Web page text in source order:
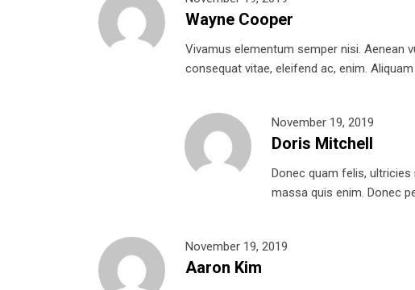
Wayne Cooper
Vivamus elementum semper nisi. Aenean
consequat vitae, eleifend ac, enim.
November 19, 2019
Doris Mitchell
Donec quam felis,
massa quis enim. Donec
November 19, 2019
Aaron Kim